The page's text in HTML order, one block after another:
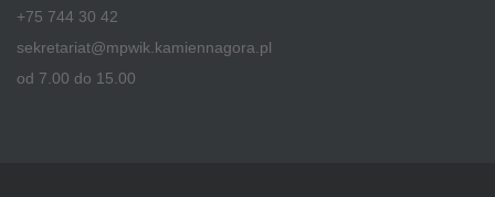
+75 744 30 42
sekretariat@mpwik.kamiennagora.pl
od 7.00 do 15.00